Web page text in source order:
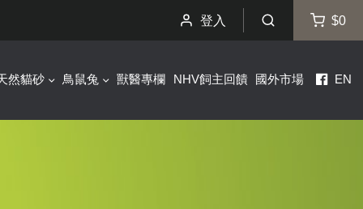
登入 $0
然貓砂 鳥鼠兔 獸醫專欄 NHV飼主回饋 國外市場 EN